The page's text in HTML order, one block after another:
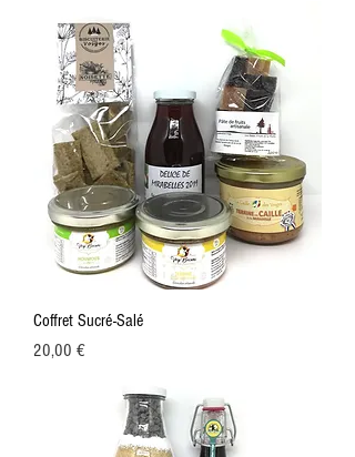
Coffret Sucré-Salé
Prix
20,00 €